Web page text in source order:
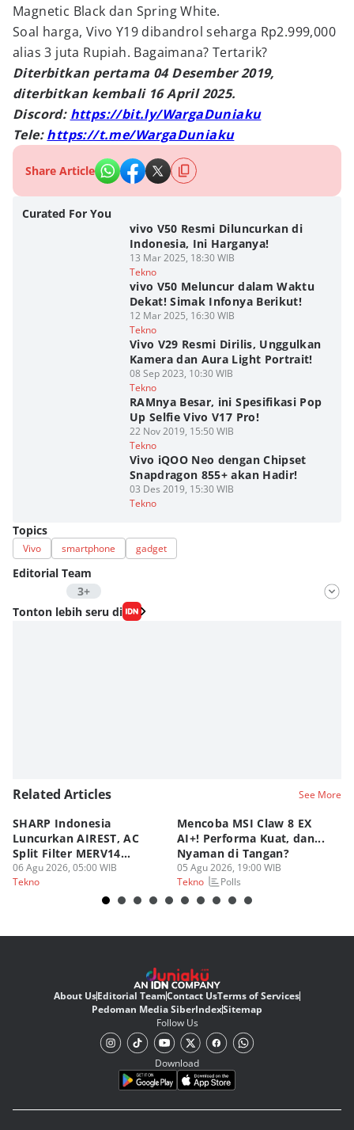
Magnetic Black dan Spring White.
Soal harga, Vivo Y19 dibandrol seharga Rp2.999,000
alias 3 juta Rupiah. Bagaimana? Tertarik?
Diterbitkan pertama 04 Desember 2019,
diterbitkan kembali 16 April 2025.
Discord: https://bit.ly/WargaDuniaku
Tele:https://t.me/WargaDuniaku
Share Article
Curated For You
vivo V50 Resmi Diluncurkan di
Indonesia, Ini Harganya!
13 Mar 2025, 18:30 WIB
Tekno
vivo V50 Meluncur dalam Waktu
Dekat! Simak Infonya Berikut!
12 Mar 2025, 16:30 WIB
Tekno
Vivo V29 Resmi Dirilis, Unggulkan
Kamera dan Aura Light Portrait!
08 Sep 2023, 10:30 WIB
Tekno
RAMnya Besar, ini Spesifikasi Pop
Up Selfie Vivo V17 Pro!
22 Nov 2019, 15:50 WIB
Tekno
Vivo iQOO Neo dengan Chipset
Snapdragon 855+ akan Hadir!
03 Des 2019, 15:30 WIB
Tekno
Topics
Vivo smartphone gadget
Editorial Team
3+
Editor
Fahrul Razi Uni Nurullah
Tonton lebih seru di
Related Articles See More
SHARP Indonesia
Luncurkan AIREST, AC
Split Filter MERV14
Perdana!
06 Agu 2026, 05:00 WIB
Tekno
Mencoba MSI Claw 8 EX
AI+! Performa Kuat, dan...
Nyaman di Tangan?
05 Agu 2026, 19:00 WIB
Tekno
Polls
About UsEditorial TeamContact UsTerms of Services
Pedoman Media SiberIndexSitemap
Follow Us
Download